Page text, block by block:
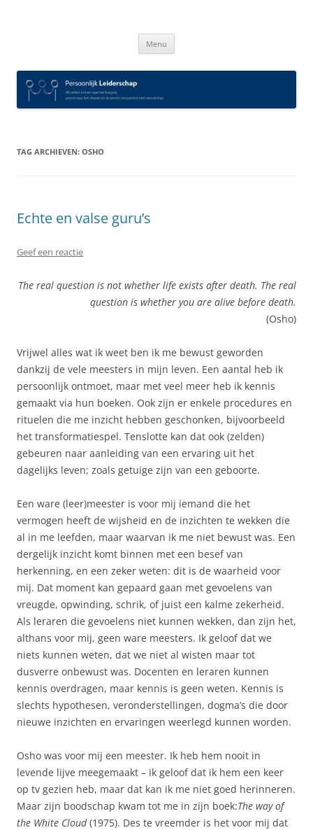
Menu
TAG ARCHIEVEN: OSHO
Echte en valse guru’s
Geef een reactie
The real question is not whether life exists after death. The real
question is whether you are alive before death.
(Osho)
Vrijwel alles wat ik weet ben ik me bewust geworden
dankzij de vele meesters in mijn leven. Een aantal heb ik
persoonlijk ontmoet, maar met veel meer heb ik kennis
gemaakt via hun boeken. Ook zijn er enkele procedures en
rituelen die me inzicht hebben geschonken, bijvoorbeeld
het transformatiespel. Tenslotte kan dat ook (zelden)
gebeuren naar aanleiding van een ervaring uit het
dagelijks leven; zoals getuige zijn van een geboorte.
Een ware (leer)meester is voor mij iemand die het
vermogen heeft de wijsheid en de inzichten te wekken die
al in me leefden, maar waarvan ik me niet bewust was. Een
dergelijk inzicht komt binnen met een besef van
herkenning, en een zeker weten: dit is de waarheid voor
mij. Dat moment kan gepaard gaan met gevoelens van
vreugde, opwinding, schrik, of juist een kalme zekerheid.
Als leraren die gevoelens niet kunnen wekken, dan zijn het,
althans voor mij, geen ware meesters. Ik geloof dat we
niets kunnen weten, dat we niet al wisten maar tot
dusverre onbewust was. Docenten en leraren kunnen
kennis overdragen, maar kennis is geen weten. Kennis is
slechts hypothesen, veronderstellingen, dogma’s die door
nieuwe inzichten en ervaringen weerlegd kunnen worden.
Osho was voor mij een meester. Ik heb hem nooit in
levende lijve meegemaakt – ik geloof dat ik hem een keer
op tv gezien heb, maar dat kan ik me niet goed herinneren.
Maar zijn boodschap kwam tot me in zijn boek:The way of
the White Cloud(1975). Des te vreemder is het voor mij dat